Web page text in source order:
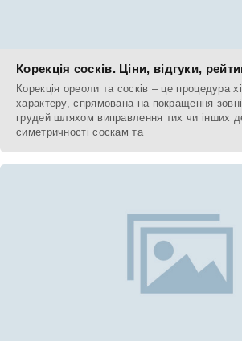
Корекція сосків. Ціни, відгуки,
Корекція ореоли та сосків – це процедура
характеру, спрямована на покращення
грудей шляхом виправлення тих чи інших
симетричності соскам та